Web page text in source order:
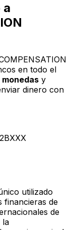
a
en todo el
monedas y
dinero con
utilizado
financieras de
de
la